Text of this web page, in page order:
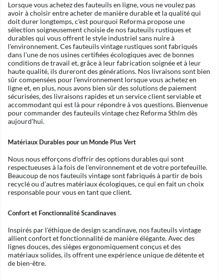
Lorsque vous achetez des fauteuils en ligne, vous ne voulez pas
avoir à choisir entre acheter de manière durable et la qualité qui
doit durer longtemps, c'est pourquoi Reforma propose une
sélection soigneusement choisie de nos fauteuils rustiques et
durables qui vous offrent le style industriel sans nuire à
l'environnement. Ces fauteuils vintage rustiques sont fabriqués
dans l'une de nos usines certifiées écologiques avec de bonnes
conditions de travail et, grâce à leur fabrication soignée et à leur
haute qualité, ils dureront des générations. Nos livraisons sont bien
sûr compensées pour l'environnement lorsque vous achetez en
ligne et, en plus, nous avons bien sûr des solutions de paiement
sécurisées, des livraisons rapides et un service client serviable et
accommodant qui est là pour répondre à vos questions. Bienvenue
pour commander des fauteuils vintage chez Reforma Sthlm dès
aujourd'hui.
Matériaux Durables pour un Monde Plus Vert
Nous nous efforçons d'offrir des options durables qui sont
respectueuses à la fois de l'environnement et de votre portefeuille.
Beaucoup de nos fauteuils vintage sont fabriqués à partir de bois
recyclé ou d'autres matériaux écologiques, ce qui en fait un choix
responsable pour vous en tant que client.
Confort et Fonctionnalité Scandinaves
Inspirés par l'éthique de design scandinave, nos fauteuils vintage
allient confort et fonctionnalité de manière élégante. Avec des
lignes douces, des sièges ergonomiquement conçus et des
matériaux solides, ils offrent une expérience unique de détente et
de bien-être.